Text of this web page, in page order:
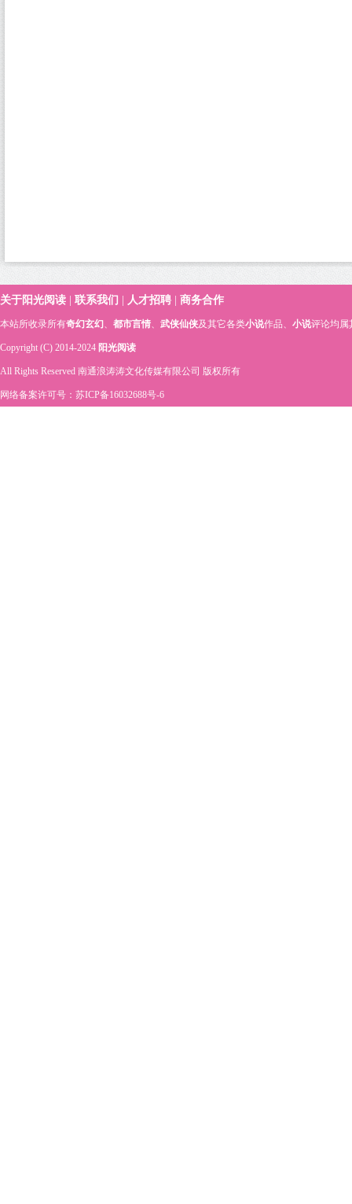
关于阳光阅读 联系我们 人才招聘 商务合作
本站所收录所有奇幻玄幻 、 都市言情、 武侠仙侠及其它各类小说作品、 小说评论均属
Copyright (C) 2014-2024 阳光阅读
All Rights Reserved 南通浪涛涛文化传媒有限公司 版权所有
网络备案许可号：苏ICP备16032688号-6